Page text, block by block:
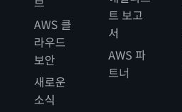
AWS 클
라우드
보안
새로운
소식
트 보고
서
AWS 파
트너